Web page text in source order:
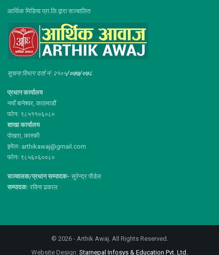
आर्थिक मिडिया प्रा.लि.द्वारा सञ्चालित
सूचना विभाग दर्ता नं :२१०५/०७७/०७८
प्रधान कार्यालय
नयाँ बानेश्वर, काठमाडौं
फोनः ९८५११०६०८०
शाखा कार्यालय
पोखरा, कास्की
इमेलः arthikawaj@gmail.com
फोनः ९८५६०६००८०
सञ्चालक/प्रधान सम्पादक- सुरेन्द्र पौडेल
सम्पादक: रविना ढकाल
© 2026 - Arthik Awaj. All Rights Reserved.
Website Design: Starnepal Infosys & Education Pvt. Ltd.